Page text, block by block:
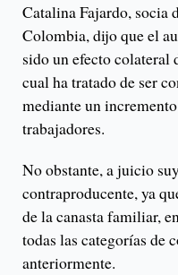
Catalina Fajardo, socia
Colombia, dijo que el
sido un efecto colateral
cual ha tratado de ser
mediante un
trabajadores.
No obstante, a juicio
contraproducente, ya
de la canasta familiar,
todas las categorías de
anteriormente.